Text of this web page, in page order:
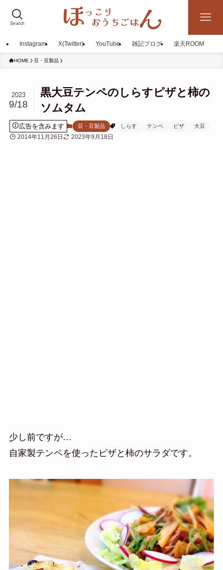
Search
Instagram X(Twitter) YouTube 雑記ブログ 楽天ROOM
HOME 豆・豆製品
黒大豆テンペのしらすピザと柿の
ソムタム
2023
9/18
広告を含みます 豆・豆製品 しらす テンペ ピザ 大豆
2014年11月26日 2023年9月18日
少し前ですが…
自家製テンペを使ったピザと柿のサラダです。